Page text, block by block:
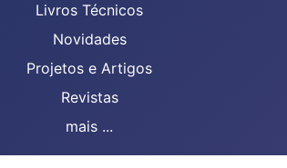
Livros Técnicos
Novidades
Projetos e Artigos
Revistas
mais ...